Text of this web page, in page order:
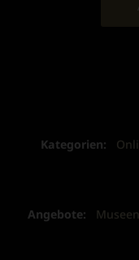
Kategorien:
Angebote: